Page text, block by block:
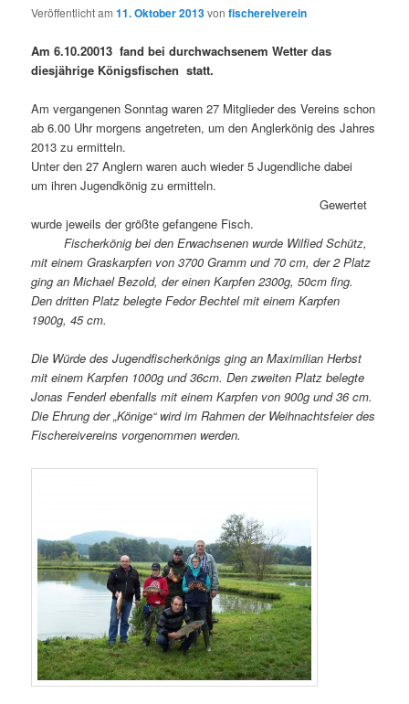
Veröffentlicht am11. Oktober 2013vonfischereiverein
Am 6.10.20013 fand bei durchwachsenem Wetter das
diesjährige Königsfischen statt.
Am vergangenen Sonntag waren 27 Mitglieder des Vereins schon
ab 6.00 Uhr morgens angetreten, um den Anglerkönig des Jahres
2013 zu ermitteln.
Unter den 27 Anglern waren auch wieder 5 Jugendliche dabei
um ihren Jugendkönig zu ermitteln.
Gewertet
wurde jeweils der größte gefangene Fisch.
Fischerkönig bei den Erwachsenen wurde Wilfied Schütz,
mit einem Graskarpfen von 3700 Gramm und 70 cm, der 2 Platz
ging an Michael Bezold, der einen Karpfen 2300g, 50cm fing.
Den dritten Platz belegte Fedor Bechtel mit einem Karpfen
1900g, 45 cm.
Die Würde des Jugendfischerkönigs ging an Maximilian Herbst
mit einem Karpfen 1000g und 36cm. Den zweiten Platz belegte
Jonas Fenderl ebenfalls mit einem Karpfen von 900g und 36 cm.
Die Ehrung der „Könige“ wird im Rahmen der Weihnachtsfeier des
Fischereivereins vorgenommen werden.